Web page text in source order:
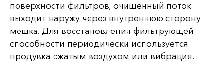
поверхности фильтров, очищенный поток
выходит наружу через внутреннюю сторону
мешка. Для восстановления фильтрующей
способности периодически используется
продувка сжатым воздухом или вибрация.